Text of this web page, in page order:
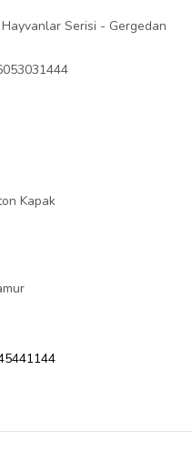
Serisi - Gergedan
Kapak